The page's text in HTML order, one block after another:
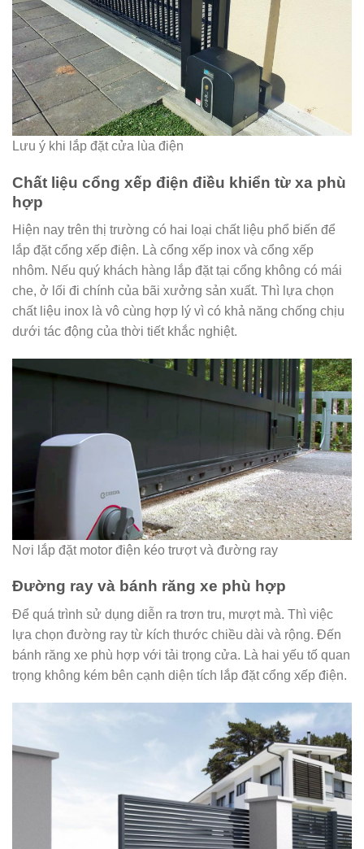
Lưu ý khi lắp đặt cửa lùa điện
Chất liệu cổng xếp điện điều khiển từ xa phù
hợp
Hiện nay trên thị trường có hai loại chất liệu phổ biến để
lắp đặt cổng xếp điện. Là cổng xếp inox và cổng xếp
nhôm. Nếu quý khách hàng lắp đặt tại cổng không có mái
che, ở lối đi chính của bãi xưởng sản xuất. Thì lựa chọn
chất liệu inox là vô cùng hợp lý vì có khả năng chống chịu
dưới tác động của thời tiết khắc nghiệt.
Nơi lắp đặt motor điện kéo trượt và đường ray
Đường ray và bánh răng xe phù hợp
Để quá trình sử dụng diễn ra trơn tru, mượt mà. Thì việc
lựa chọn đường ray từ kích thước chiều dài và rộng. Đến
bánh răng xe phù hợp với tải trọng cửa. Là hai yếu tố quan
trọng không kém bên cạnh diện tích lắp đặt cổng xếp điện.